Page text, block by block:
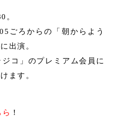
。
ごろからの「朝からよう
出演。
コ」のプレミアム会員に
ます。
ら ！